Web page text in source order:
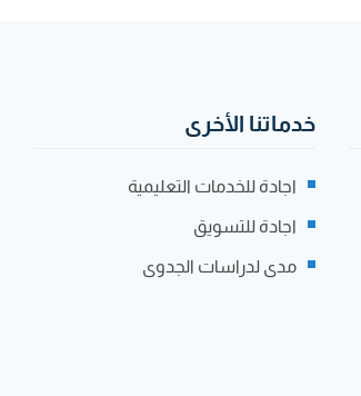
خدماتنا الأخرى
اجادة للخدمات التعليمية
اجادة للتسويق
مدى لدراسات الجدوى